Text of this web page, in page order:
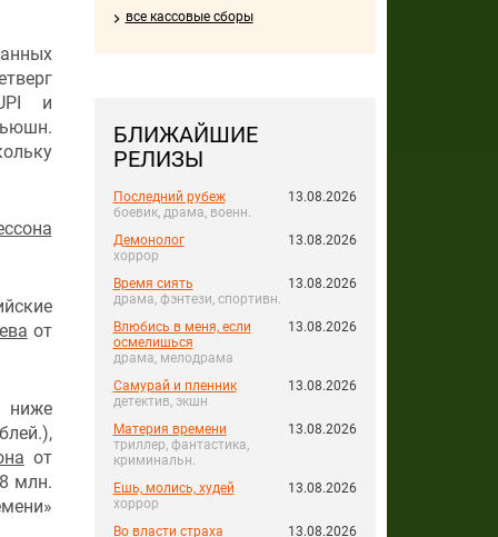
все кассовые сборы
БЛИЖАЙШИЕ
РЕЛИЗЫ
Последний рубеж
боевик, драма, военн.
13.08.2026
Демонолог
хоррор
13.08.2026
Время сиять
драма, фэнтези, спортивн.
13.08.2026
Влюбись в меня, если
осмелишься
драма, мелодрама
13.08.2026
Самурай и пленник
детектив, экшн
13.08.2026
Материя времени
триллер, фантастика,
криминальн.
13.08.2026
Ешь, молись, худей
хоррор
13.08.2026
Во власти страха
13.08.2026
и
от
ниже
от
млн.